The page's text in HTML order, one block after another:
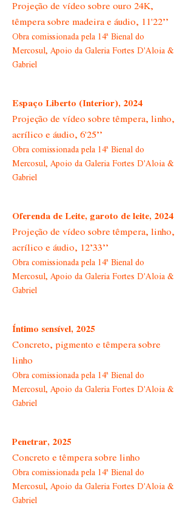
Projeção de vídeo sobre ouro 24K,
têmpera sobre madeira e áudio, 11'22’’
Obra comissionada pela 14ª Bienal do
Mercosul, Apoio da Galeria Fortes D'Aloia &
Gabriel
Espaço Liberto (Interior), 2024
Projeção de vídeo sobre têmpera, linho,
acrílico e áudio, 6'25’’
Obra comissionada pela 14ª Bienal do
Mercosul, Apoio da Galeria Fortes D'Aloia &
Gabriel
Oferenda de Leite, garoto de leite, 2024
Projeção de vídeo sobre têmpera, linho,
acrílico e áudio, 12’33’’
Obra comissionada pela 14ª Bienal do
Mercosul, Apoio da Galeria Fortes D'Aloia &
Gabriel
Íntimo sensível, 2025
Concreto, pigmento e têmpera sobre
linho
Obra comissionada pela 14ª Bienal do
Mercosul, Apoio da Galeria Fortes D'Aloia &
Gabriel
Penetrar, 2025
Concreto e têmpera sobre linho
Obra comissionada pela 14ª Bienal do
Mercosul, Apoio da Galeria Fortes D'Aloia &
Gabriel